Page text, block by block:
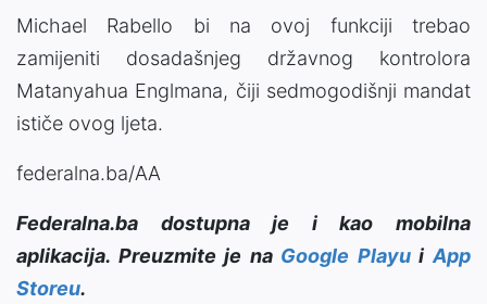
Michael Rabello bi na ovoj funkciji trebao
zamijeniti dosadašnjeg državnog kontrolora
Matanyahua Englmana, čiji sedmogodišnji mandat
ističe ovog ljeta.
federalna.ba/AA
Federalna.ba dostupna je i kao mobilna
aplikacija. Preuzmite je na Google PlayuiApp
Storeu.